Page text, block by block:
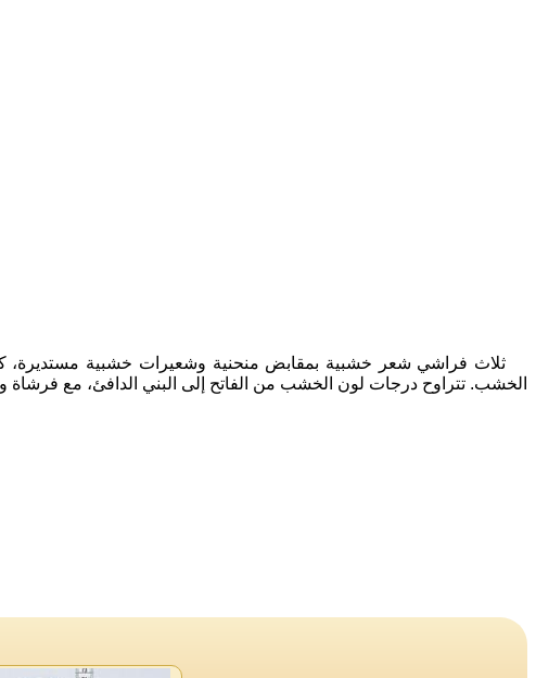
ثلاث فراشي شعر خشبية بمقابض منحنية وشعيرات خشبية مستديرة،
الخشب. تتراوح درجات لون الخشب من الفاتح إلى البني الدافئ، مع فرشاة